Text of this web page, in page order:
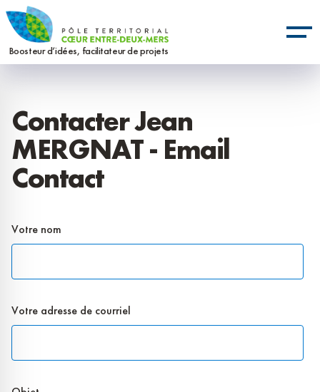
Aller
au
contenu
Boosteur d’idées, facilitateur de projets
Contacter Jean
MERGNAT - Email
Contact
Votre nom
Votre adresse de courriel
Panneau de gestion des cookies